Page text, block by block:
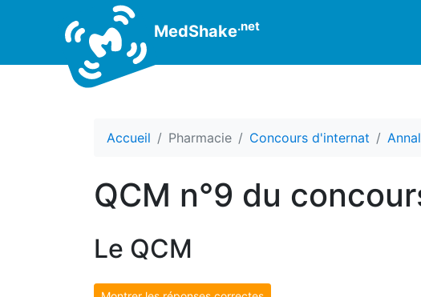
MedShake.net
Accueil Pharmacie Concours d'internat
QCM n°9 du
Le QCM